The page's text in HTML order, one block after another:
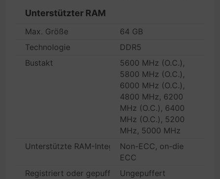
Unterstützter RAM
Max. Größe
64 GB
Technologie
DDR5
Bustakt
5600 MHz (O.C.),
5800 MHz (O.C.),
6000 MHz (O.C.),
4800 MHz, 6200
MHz (O.C.), 6400
MHz (O.C.), 5200
MHz, 5000 MHz
Unterstützte RAM-Integritätsprüfung
Non-ECC, on-die
ECC
Registriert oder gepuffertUngepuffert